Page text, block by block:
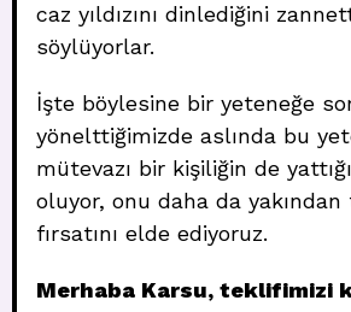
caz yıldızını dinlediğini
söylüyorlar.
İşte böylesine bir yeteneğe
yönelttiğimizde aslında bu
mütevazı bir kişiliğin de
oluyor, onu daha da yakından
fırsatını elde ediyoruz.
Merhaba Karsu, teklifimizi